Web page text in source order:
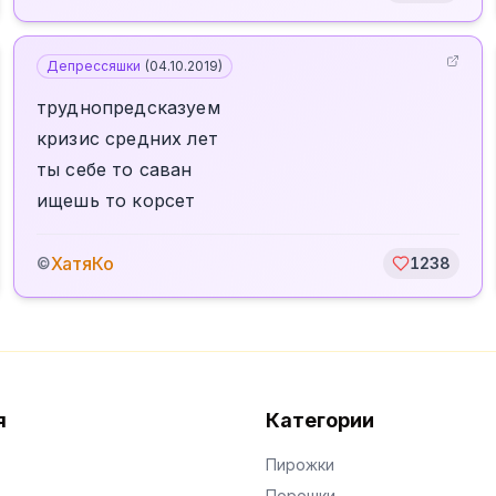
Депрессяшки (04.10.2019)
труднопредсказуем
кризис средних лет
ты себе то саван
ищешь то корсет
©ХатяКо 1238
Категории
Пирожки